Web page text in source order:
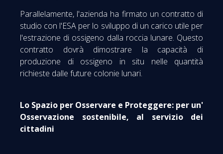
Parallelamente, l'azienda ha firmato un contratto di
studio con l'ESA per lo sviluppo di un carico utile per
l'estrazione di ossigeno dalla roccia lunare. Questo
contratto dovrà dimostrare la capacità di
produzione di ossigeno in situ nelle quantità
richieste dalle future colonie lunari.
Lo Spazio per Osservare e Proteggere: per un'
Osservazione sostenibile, al servizio dei
cittadini